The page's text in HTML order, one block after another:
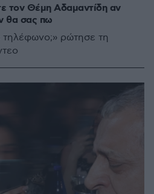
τον Θέμη Αδαμαντίδη αν
θα σας πω
τηλέφωνο;» ρώτησε τη